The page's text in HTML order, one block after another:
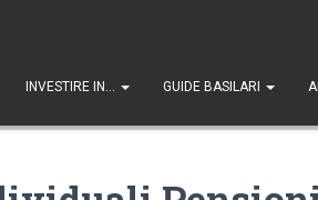
INVESTIRE IN… GUIDE BASILARI